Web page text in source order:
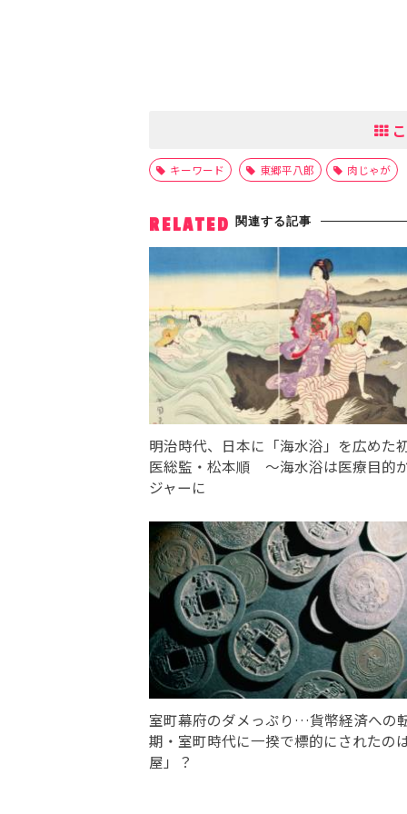
キーワード 東郷平八郎 肉じゃが
RELATED 関連する記事
明治時代、日本に「海水浴」を広めた
医総監・松本順 〜海水浴は医療目的
ジャーに
室町幕府のダメっぷり…貨幣経済への
期・室町時代に一揆で標的にされたの
屋」？